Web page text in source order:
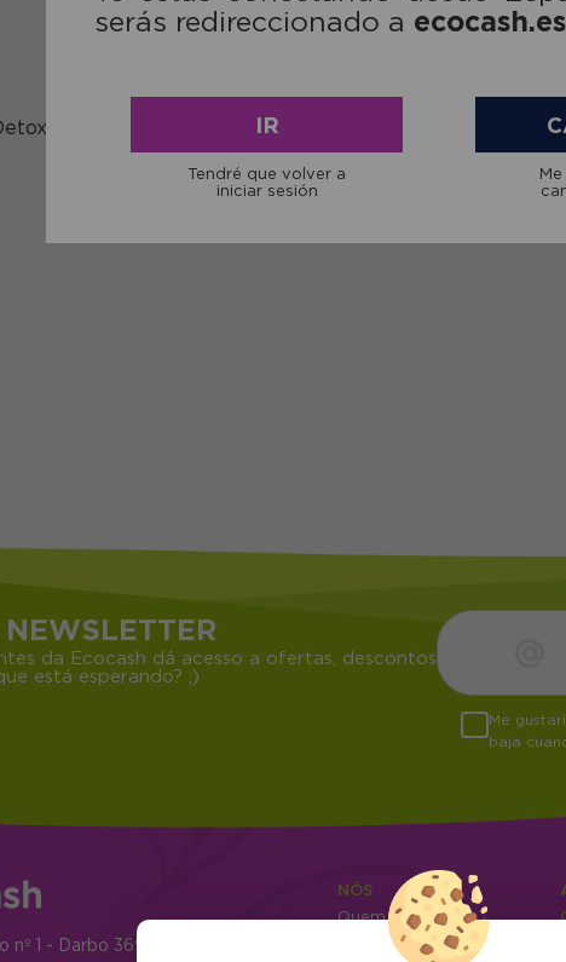
Ref: NIVITAL03
Bio VitalArt Depurativo
Líquido 500 ml
Ref: NIVITAL09
Digestivo Confort
Sticks líquidos
da Ecocash dá acesso a ofertas, descontos
está esperando? ;)
Me
baja
nº 1 - Darbo 36940
NÓS
Quem somos
serás redireccionado a ecocash.es
IR
Tendré que volver a
iniciar sesión